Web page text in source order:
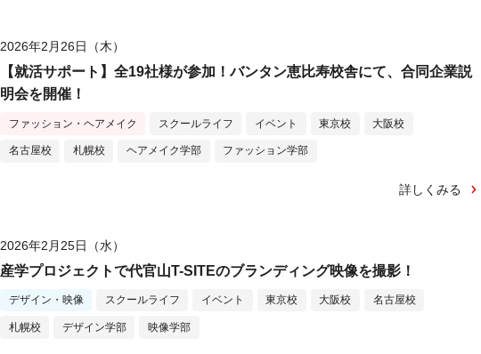
2026年2月26日（木）
【就活サポート】全19社様が参加！バンタン恵比寿校舎にて、合同企業説
明会を開催！
ファッション・ヘアメイク スクールライフ イベント 東京校 大阪校
名古屋校 札幌校 ヘアメイク学部 ファッション学部
詳しくみる
2026年2月25日（水）
産学プロジェクトで代官山T-SITEのブランディング映像を撮影！
デザイン・映像 スクールライフ イベント 東京校 大阪校 名古屋校
札幌校 デザイン学部 映像学部